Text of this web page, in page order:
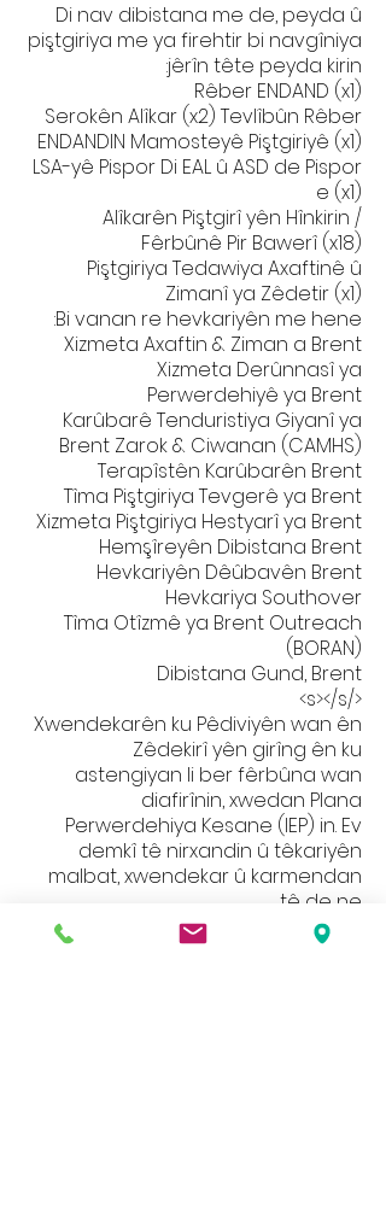
Di nav dibistana me de, peyda û
piştgiriya me ya firehtir bi navgîniya
jêrîn tête peyda kirin:
Rêber ENDAND (x1)
Serokên Alîkar (x2) Tevlîbûn Rêber
ENDANDIN Mamosteyê Piştgiriyê (x1)
LSA-yê Pispor Di EAL û ASD de Pispor
e (x1)
Alîkarên Piştgirî yên Hînkirin /
Fêrbûnê Pir Bawerî (x18)
Piştgiriya Tedawiya Axaftinê û
Zimanî ya Zêdetir (x1)
Bi vanan re hevkariyên me hene:
Xizmeta Axaftin & Ziman a Brent
Xizmeta Derûnnasî ya
Perwerdehiyê ya Brent
Karûbarê Tenduristiya Giyanî ya
Brent Zarok & Ciwanan (CAMHS)
Terapîstên Karûbarên Brent
Tîma Piştgiriya Tevgerê ya Brent
Xizmeta Piştgiriya Hestyarî ya Brent
Hemşîreyên Dibistana Brent
Hevkariyên Dêûbavên Brent
Hevkariya Southover
Tîma Otîzmê ya Brent Outreach
(BORAN)
Dibistana Gund, Brent
</s></s>
Xwendekarên ku Pêdiviyên wan ên
Zêdekirî yên girîng ên ku
astengiyan li ber fêrbûna wan
diafirînin, xwedan Plana
Perwerdehiya Kesane (IEP) in. Ev
demkî tê nirxandin û têkariyên
malbat, xwendekar û karmendan
tê de ne.
Heke hûn dixwazin li ser
hewcedariyên din ên ku hûn hîs